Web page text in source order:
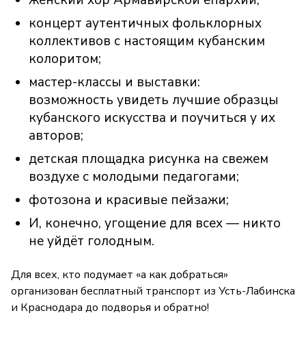
концерт аутентичных фольклорных
коллективов с настоящим кубанским
колоритом;
мастер-классы и выставки:
возможность увидеть лучшие образцы
кубанского искусства и поучиться у их
авторов;
детская площадка рисунка на свежем
воздухе с молодыми педагогами;
фотозона и красивые пейзажи;
И, конечно, угощение для всех — никто
не уйдёт голодным.
Для всех, кто подумает «а как добраться»
организован бесплатный транспорт из Усть-Лабинска
и Краснодара до подворья и обратно!